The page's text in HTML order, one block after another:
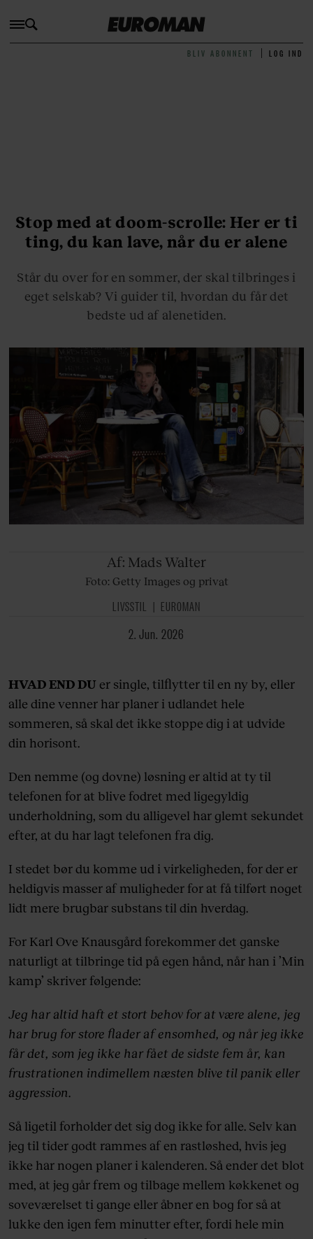
BLIV ABONNENT LOG IND
Stop med at doom-scrolle: Her er ti
ting, du kan lave, når du er alene
Står du over for en sommer, der skal tilbringes i
eget selskab? Vi guider til, hvordan du får det
bedste ud af alenetiden.
Af: Mads Walter
Foto: Getty Images og privat
LIVSSTIL EUROMAN
2. Jun. 2026
HVAD END DU er single, tilflytter til en ny by, eller
alle dine venner har planer i udlandet hele
sommeren, så skal det ikke stoppe dig i at udvide
din horisont.
Den nemme (og dovne) løsning er altid at ty til
telefonen for at blive fodret med ligegyldig
underholdning, som du alligevel har glemt sekundet
efter, at du har lagt telefonen fra dig.
I stedet bør du komme ud i virkeligheden, for der er
heldigvis masser af muligheder for at få tilført noget
lidt mere brugbar substans til din hverdag.
For Karl Ove Knausgård forekommer det ganske
naturligt at tilbringe tid på egen hånd, når han i ’Min
kamp’ skriver følgende:
Jeg har altid haft et stort behov for at være alene, jeg
har brug for store flader af ensomhed, og når jeg ikke
får det, som jeg ikke har fået de sidste fem år, kan
frustrationen indimellem næsten blive til panik eller
aggression.
Så ligetil forholder det sig dog ikke for alle. Selv kan
jeg til tider godt rammes af en rastløshed, hvis jeg
ikke har nogen planer i kalenderen. Så ender det blot
med, at jeg går frem og tilbage mellem køkkenet og
soveværelset ti gange eller åbner en bog for så at
lukke den igen fem minutter efter, fordi hele min